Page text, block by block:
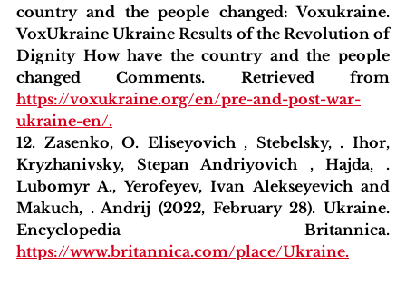
country and the people changed: Voxukraine.
VoxUkraine Ukraine Results of the Revolution of
Dignity How have the country and the people
https://voxukraine.org/en/pre-and-post-war-
ukraine-en/.
12. Zasenko, O. Eliseyovich , Stebelsky, . Ihor,
Kryzhanivsky, Stepan Andriyovich , Hajda, .
Lubomyr A., Yerofeyev, Ivan Alekseyevich and
Makuch, . Andrij (2022, February 28). Ukraine.
https://www.britannica.com/place/Ukraine.